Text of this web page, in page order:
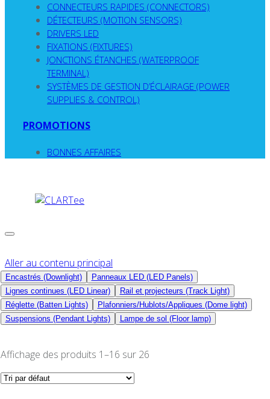
CONNECTEURS RAPIDES (CONNECTORS)
DÉTECTEURS (MOTION SENSORS)
DRIVERS LED
FIXATIONS (FIXTURES)
JONCTIONS ÉTANCHES (WATERPROOF
TERMINAL)
SYSTÈMES DE GESTION D’ÉCLAIRAGE (POWER
SUPPLIES & CONTROL)
PROMOTIONS
BONNES AFFAIRES
Aller au contenu principal
Encastrés (Downlight)
Panneaux LED (LED Panels)
Lignes continues (LED Linear)
Rail et projecteurs (Track Light)
Réglette (Batten Lights)
Plafonniers/Hublots/Appliques (Dome light)
Suspensions (Pendant Lights)
Lampe de sol (Floor lamp)
Affichage des produits 1–16 sur 26